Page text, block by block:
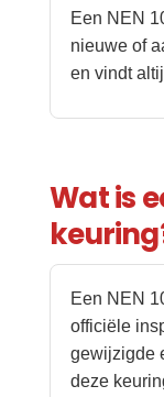
Een NEN
nieuwe of
en vindt
Wat is
Een NEN
officiële
gewijzigde
deze